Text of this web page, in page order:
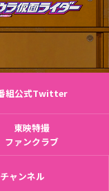
組公式Twitter
東映特撮
ファンクラブ
ャンネル